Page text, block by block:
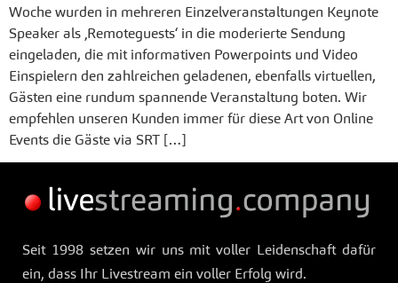
Woche wurden in mehreren Einzelveranstaltungen Keynote
Speaker als ‚Remoteguests‘ in die moderierte Sendung
eingeladen, die mit informativen Powerpoints und Video
Einspielern den zahlreichen geladenen, ebenfalls virtuellen,
Gästen eine rundum spannende Veranstaltung boten. Wir
empfehlen unseren Kunden immer für diese Art von Online
Events die Gäste via SRT […]
Seit 1998 setzen wir uns mit voller Leidenschaft dafür
ein, dass Ihr Livestream ein voller Erfolg wird.